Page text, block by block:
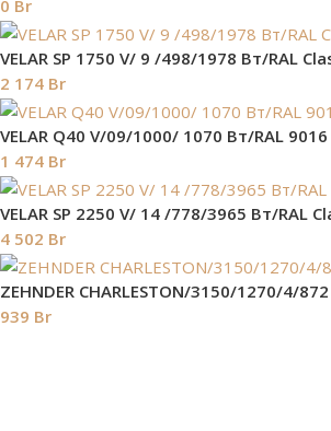
0 Br
VELAR SP 1750 V/ 9 /498/1978 Вт/RAL
2 174 Br
VELAR Q40 V/09/1000/ 1070 Bт/RAL 9016
1 474 Br
VELAR SP 2250 V/ 14 /778/3965 Вт/RAL
4 502 Br
ZEHNDER CHARLESTON/3150/1270/4/
939 Br